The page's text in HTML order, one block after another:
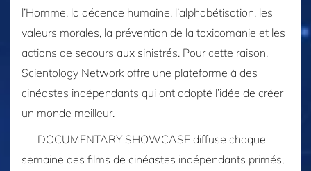
l’Homme, la décence humaine, l’alphabétisation, les
valeurs morales, la prévention de la toxicomanie et les
actions de secours aux sinistrés. Pour cette raison,
Scientology Network offre une plateforme à des
cinéastes indépendants qui ont adopté l’idée de créer
un monde meilleur.
DOCUMENTARY SHOWCASE diffuse chaque
semaine des films de cinéastes indépendants primés,